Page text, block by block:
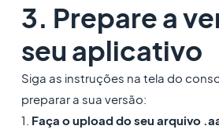
3. Prepare a
seu aplicativo
Siga as instruções na tela do
preparar a sua versão:
1. Faça o upload do seu arquivo